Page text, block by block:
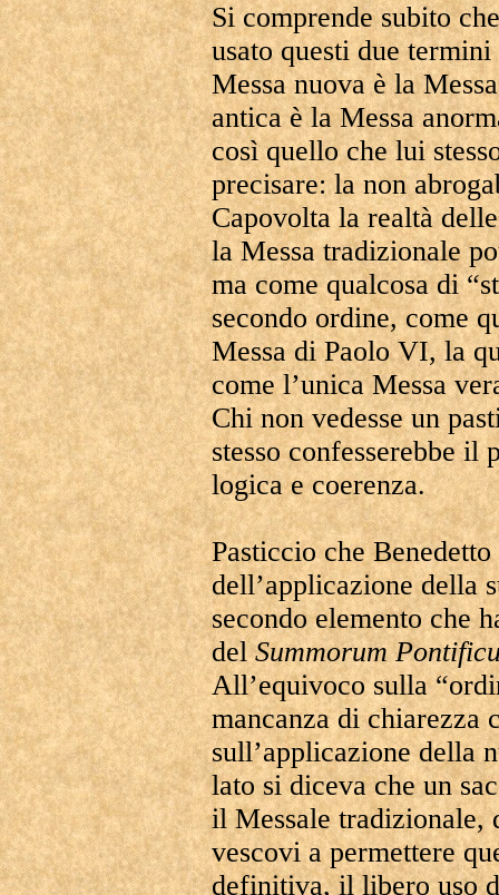
Si comprende subito
usato questi due
Messa nuova è la
antica è la Messa
così quello che lui
precisare: la non
Capovolta la realtà
la Messa tradizionale
ma come qualcosa di
secondo ordine, come
Messa di Paolo VI, la
come l’unica Messa
Chi non vedesse un
stesso confesserebbe il
logica e coerenza.
Pasticcio che
dell’applicazione della
secondo elemento che
delSummorum
All’equivoco sulla
mancanza di chiarezza
sull’applicazione della
lato si diceva che un
il Messale tradizionale,
vescovi a permettere
definitiva, il libero uso